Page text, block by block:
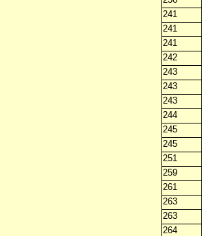
241
241
241
242
243
243
243
244
245
245
251
259
261
263
263
264